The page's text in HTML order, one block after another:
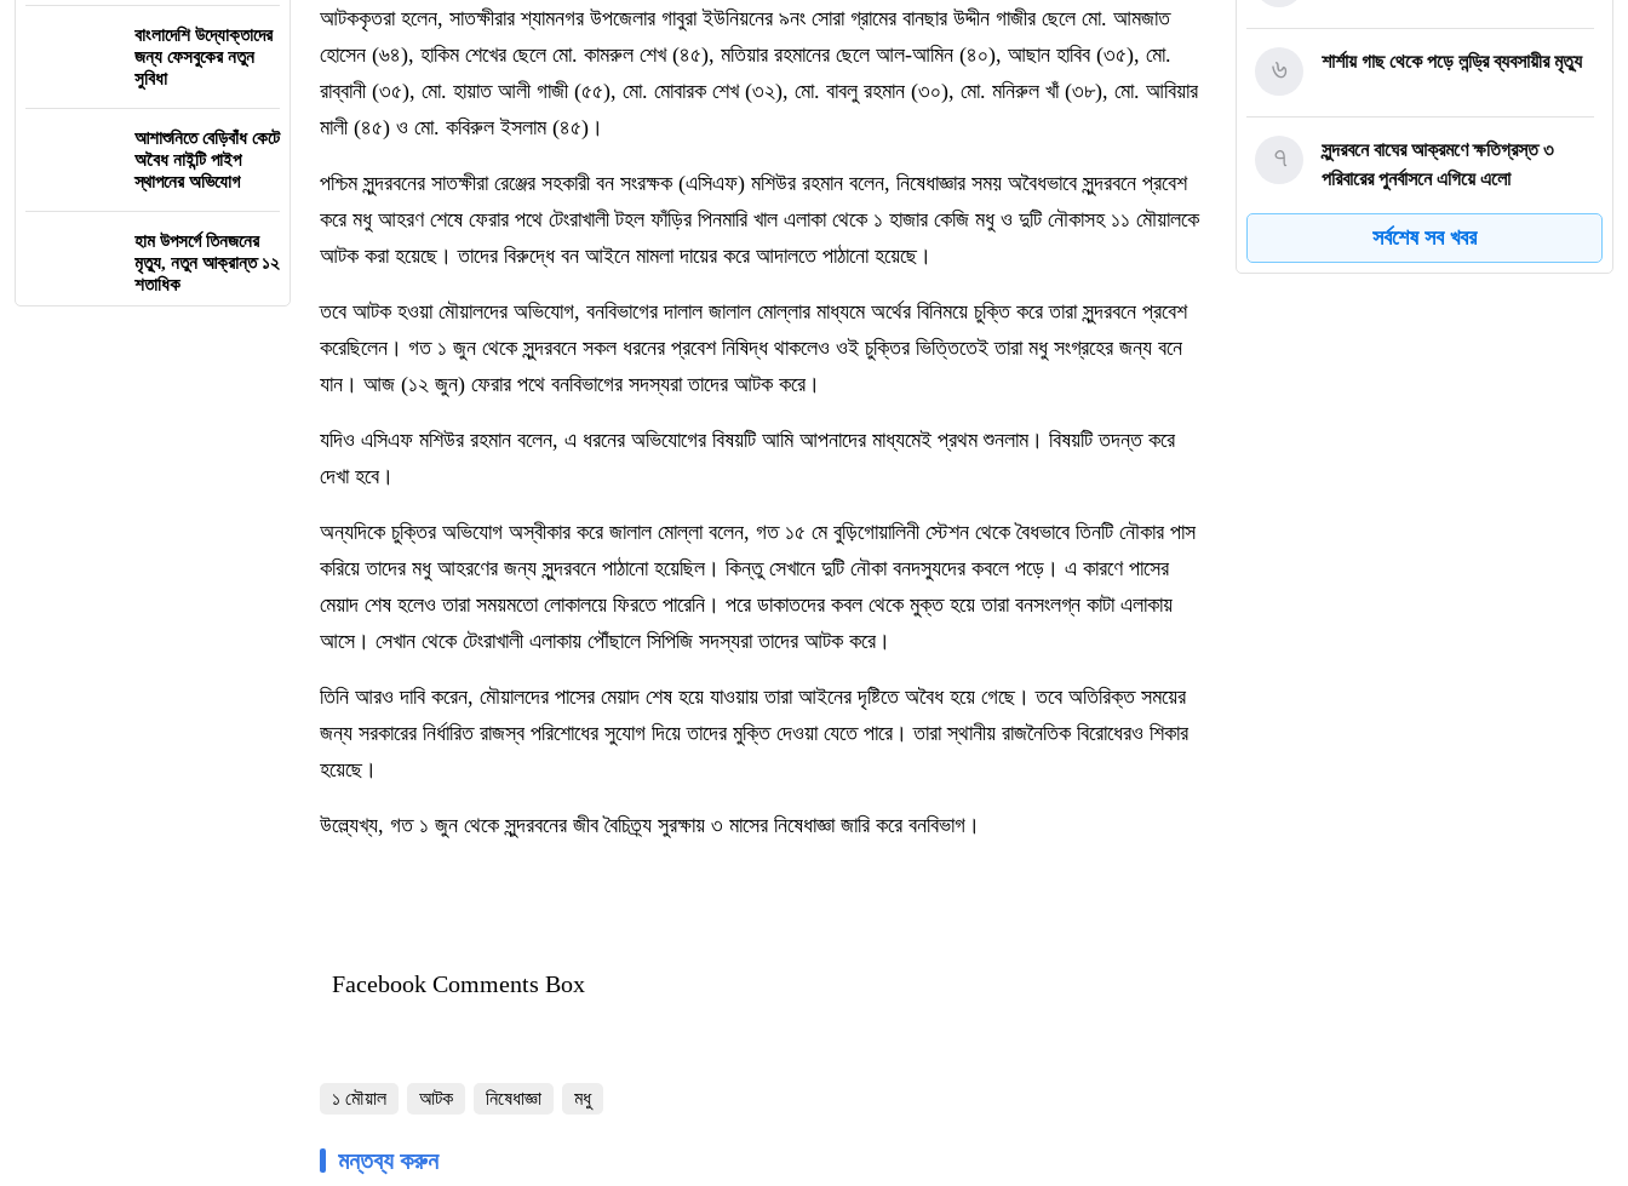
বাংলাদেশি উদ্যোক্তাদের
জন্য ফেসবুকের নতুন
সুবিধা
আশাশুনিতে বেড়িবাঁধ কেটে
অবৈধ নাইন্টি পাইপ
স্থাপনের অভিযোগ
হাম উপসর্গে তিনজনের
মৃত্যু, নতুন আক্রান্ত ১২
শতাধিক
আটককৃতরা হলেন, সাতক্ষীরার শ্যামনগর উপজেলার গাবুরা ইউনিয়নের ৯নং সোরা গ্রামের বানছার উদ্দীন গাজীর ছেলে মো. আমজাত
হোসেন (৬৪), হাকিম শেখের ছেলে মো. কামরুল শেখ (৪৫), মতিয়ার রহমানের ছেলে আল-আমিন (৪০), আছান হাবিব (৩৫), মো.
রাব্বানী (৩৫), মো. হায়াত আলী গাজী (৫৫), মো. মোবারক শেখ (৩২), মো. বাবলু রহমান (৩০), মো. মনিরুল খাঁ (৩৮), মো. আবিয়ার
মালী (৪৫) ও মো. কবিরুল ইসলাম (৪৫)।
পশ্চিম সুন্দরবনের সাতক্ষীরা রেঞ্জের সহকারী বন সংরক্ষক (এসিএফ) মশিউর রহমান বলেন, নিষেধাজ্ঞার সময় অবৈধভাবে সুন্দরবনে প্রবেশ
করে মধু আহরণ শেষে ফেরার পথে টেংরাখালী টহল ফাঁড়ির পিনমারি খাল এলাকা থেকে ১ হাজার কেজি মধু ও দুটি নৌকাসহ ১১ মৌয়ালকে
আটক করা হয়েছে। তাদের বিরুদ্ধে বন আইনে মামলা দায়ের করে আদালতে পাঠানো হয়েছে।
তবে আটক হওয়া মৌয়ালদের অভিযোগ, বনবিভাগের দালাল জালাল মোল্লার মাধ্যমে অর্থের বিনিময়ে চুক্তি করে তারা সুন্দরবনে প্রবেশ
করেছিলেন। গত ১ জুন থেকে সুন্দরবনে সকল ধরনের প্রবেশ নিষিদ্ধ থাকলেও ওই চুক্তির ভিত্তিতেই তারা মধু সংগ্রহের জন্য বনে
যান। আজ (১২ জুন) ফেরার পথে বনবিভাগের সদস্যরা তাদের আটক করে।
যদিও এসিএফ মশিউর রহমান বলেন, এ ধরনের অভিযোগের বিষয়টি আমি আপনাদের মাধ্যমেই প্রথম শুনলাম। বিষয়টি তদন্ত করে
দেখা হবে।
অন্যদিকে চুক্তির অভিযোগ অস্বীকার করে জালাল মোল্লা বলেন, গত ১৫ মে বুড়িগোয়ালিনী স্টেশন থেকে বৈধভাবে তিনটি নৌকার পাস
করিয়ে তাদের মধু আহরণের জন্য সুন্দরবনে পাঠানো হয়েছিল। কিন্তু সেখানে দুটি নৌকা বনদস্যুদের কবলে পড়ে। এ কারণে পাসের
মেয়াদ শেষ হলেও তারা সময়মতো লোকালয়ে ফিরতে পারেনি। পরে ডাকাতদের কবল থেকে মুক্ত হয়ে তারা বনসংলগ্ন কাটা এলাকায়
আসে। সেখান থেকে টেংরাখালী এলাকায় পৌঁছালে সিপিজি সদস্যরা তাদের আটক করে।
তিনি আরও দাবি করেন, মৌয়ালদের পাসের মেয়াদ শেষ হয়ে যাওয়ায় তারা আইনের দৃষ্টিতে অবৈধ হয়ে গেছে। তবে অতিরিক্ত সময়ের
জন্য সরকারের নির্ধারিত রাজস্ব পরিশোধের সুযোগ দিয়ে তাদের মুক্তি দেওয়া যেতে পারে। তারা স্থানীয় রাজনৈতিক বিরোধেরও শিকার
হয়েছে।
উল্ল্যেখ্য, গত ১ জুন থেকে সুন্দরবনের জীব বৈচিত্র্য সুরক্ষায় ৩ মাসের নিষেধাজ্ঞা জারি করে বনবিভাগ।
Facebook Comments Box
১ মৌয়াল আটক নিষেধাজ্ঞা মধু
মন্তব্য করুন
শার্শায় গাছ থেকে পড়ে লন্ড্রি ব্যবসায়ীর মৃত্যু
৬
সুন্দরবনে বাঘের আক্রমণে ক্ষতিগ্রস্ত ৩
পরিবারের পুনর্বাসনে এগিয়ে এলো
৭
শ্যামনগরে নারীর ঘর থেকে বস্ত্রহীন যুবদল
৮
সর্বশেষ সব খবর